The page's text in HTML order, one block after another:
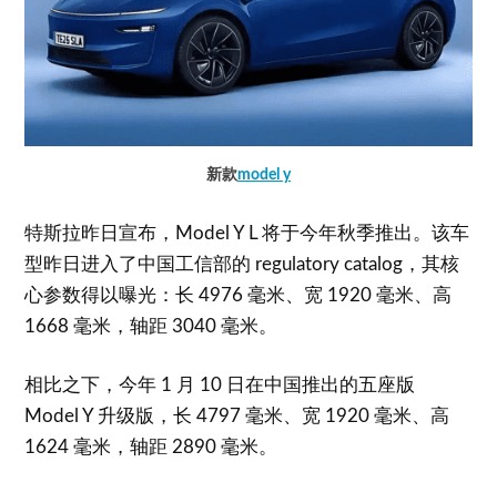
新款model y
特斯拉昨日宣布，Model Y L 将于今年秋季推出。该车
型昨日进入了中国工信部的 regulatory catalog，其核
心参数得以曝光：长 4976 毫米、宽 1920 毫米、高
1668 毫米，轴距 3040 毫米。
相比之下，今年 1 月 10 日在中国推出的五座版
Model Y 升级版，长 4797 毫米、宽 1920 毫米、高
1624 毫米，轴距 2890 毫米。